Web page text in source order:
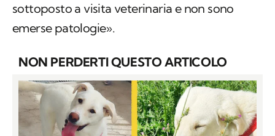
sottoposto a visita veterinaria e non sono
emerse patologie».
NON PERDERTI QUESTO ARTICOLO